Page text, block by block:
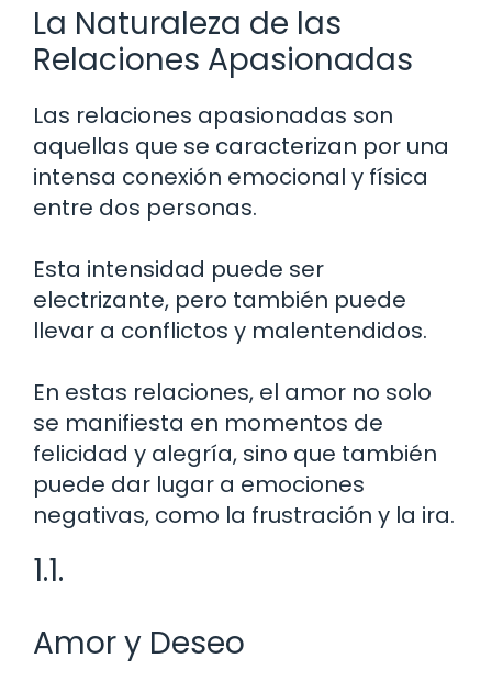
La Naturaleza de las
Relaciones Apasionadas
Las relaciones apasionadas son
aquellas que se caracterizan por una
intensa conexión emocional y física
entre dos personas.
Esta intensidad puede ser
electrizante, pero también puede
llevar a conflictos y malentendidos.
En estas relaciones, el amor no solo
se manifiesta en momentos de
felicidad y alegría, sino que también
puede dar lugar a emociones
negativas, como la frustración y la ira.
1.1.
Amor y Deseo